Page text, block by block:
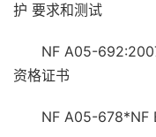
护 要求和测试
NF A05-
资格证书
NF A05-678*NF